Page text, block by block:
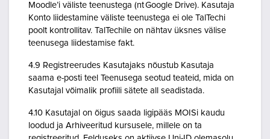
Moodle’i väliste teenustega (nt Google Drive). Kasutaja
Konto liidestamine väliste teenustega ei ole TalTechi
poolt kontrollitav. TalTechile on nähtav üksnes välise
teenusega liidestamise fakt.
4.9 Registreerudes Kasutajaks nõustub Kasutaja
saama e-posti teel Teenusega seotud teateid, mida on
Kasutajal võimalik profiili sätete all seadistada.
4.10 Kasutajal on õigus saada ligipääs MOISi kaudu
loodud ja Arhiveeritud kursusele, millele on ta